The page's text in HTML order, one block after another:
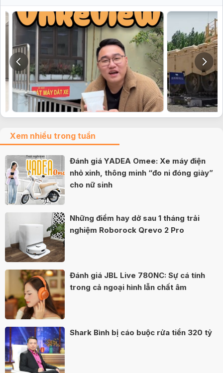
Xem nhiều trong tuần
Đánh giá YADEA Omee: Xe máy điện
nhỏ xinh, thông minh “đo ni đóng giày”
cho nữ sinh
Những điểm hay dở sau 1 tháng trải
nghiệm Roborock Qrevo 2 Pro
Đánh giá JBL Live 780NC: Sự cá tính
trong cả ngoại hình lẫn chất âm
Shark Bình bị cáo buộc rửa tiền 320 tỷ